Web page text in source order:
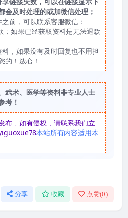
会及时处理的或加微信处理；
之前，可以联系客服微信：
如果已经获取资料是无法退款
料，如果没有及时回复也不用担
的！放心！
武术、医学等资料非专业人士
考！
布，如有侵权，请联系我们立
本站所有内容适用本
分享 收藏 点赞(0)